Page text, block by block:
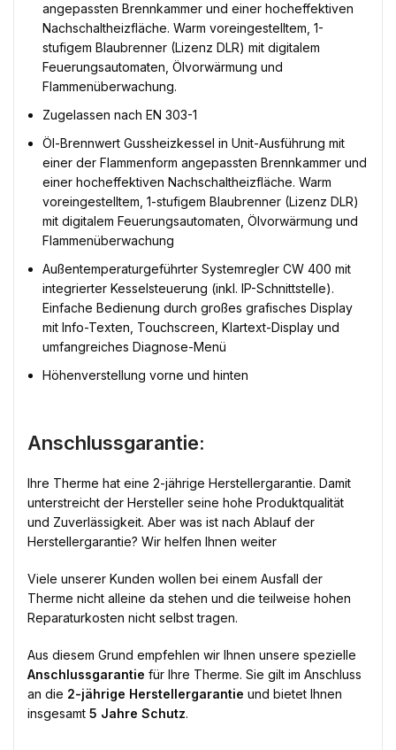
angepassten Brennkammer und einer hocheffektiven
Nachschaltheizfläche. Warm voreingestelltem, 1-
stufigem Blaubrenner (Lizenz DLR) mit digitalem
Feuerungsautomaten, Ölvorwärmung und
Flammenüberwachung.
Zugelassen nach EN 303-1
Öl-Brennwert Gussheizkessel in Unit-Ausführung mit
einer der Flammenform angepassten Brennkammer und
einer hocheffektiven Nachschaltheizfläche. Warm
voreingestelltem, 1-stufigem Blaubrenner (Lizenz DLR)
mit digitalem Feuerungsautomaten, Ölvorwärmung und
Flammenüberwachung
Außentemperaturgeführter Systemregler CW 400 mit
integrierter Kesselsteuerung (inkl. IP-Schnittstelle).
Einfache Bedienung durch großes grafisches Display
mit Info-Texten, Touchscreen, Klartext-Display und
umfangreiches Diagnose-Menü
Höhenverstellung vorne und hinten
Anschlussgarantie:
Ihre Therme hat eine 2-jährige Herstellergarantie. Damit
unterstreicht der Hersteller seine hohe Produktqualität
und Zuverlässigkeit. Aber was ist nach Ablauf der
Herstellergarantie? Wir helfen Ihnen weiter
Viele unserer Kunden wollen bei einem Ausfall der
Therme nicht alleine da stehen und die teilweise hohen
Reparaturkosten nicht selbst tragen.
Aus diesem Grund empfehlen wir Ihnen unsere spezielle
Anschlussgarantie für Ihre Therme. Sie gilt im Anschluss
an die 2-jährige Herstellergarantie und bietet Ihnen
insgesamt 5 Jahre Schutz.